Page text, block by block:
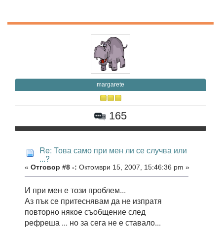
margarete
165
Re: Това само при мен ли се случва или
...?
« Отговор #8 -: Октомври 15, 2007, 15:46:36 pm »
И при мен е този проблем...
Аз пък се притеснявам да не изпратя
повторно някое съобщение след
рефреша ... но за сега не е ставало...